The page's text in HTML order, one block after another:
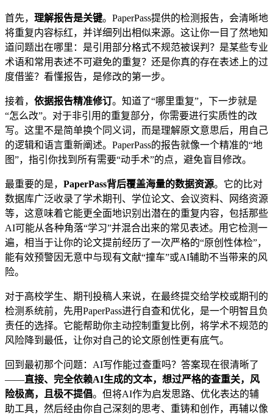
首先， 理解报告是关键。PaperPass提供的检测报告，会清晰地
将重复内容标红，并详细列出相似来源。这让你一目了然地知
道问题出在哪里：是引用部分格式不规范被误判？是某些专业
术语和常用表述不可避免的重复？还是你真的存在表述上的过
度借鉴？看懂报告，是修改的第一步。
接着， 依据报告精准修订。知道了“哪里重复”，下一步就是
“怎么改”。对于非引用的重复部分，你需要进行实质性的改
写。这里不是简单换个同义词，而是理解原文意思后，用自己
的逻辑和语言重新阐述。PaperPass的报告就像一个精准的“地
图”，指引你找到所有需要“动手术”的点，避免盲目修改。
最重要的是， PaperPass背后覆盖海量的数据资源。它的比对
数据库广泛收录了学术期刊、学位论文、会议资料、网络资源
等，这意味着它能更全面地识别出潜在的重复内容，包括那些
AI可能从各种角落“学习”并混合出来的常见表述。用它检测一
遍，相当于让你的论文提前经历了一次严格的“原创性体检”，
能有效预警因无意中与现有文献“撞车”或AI辅助不当带来的风
险。
对于高校学生、期刊投稿人来说，在最终提交给学校或期刊的
检测系统前，先用PaperPass进行自查和优化，是一个明智且负
责任的选择。它能帮助你主动控制重复比例，将学术不规范的
风险降到最低，让你对自己的论文原创性更有底气。
回到最初那个问题：AI写作能过查重吗？答案现在很清晰了
——直接、完全依赖AI生成的文本，想过严格的查重关，风
险极高，且极不提倡。但将AI作为启发思路、优化表达的辅
助工具，然后经由你自己深刻的思考、重铸和创作，再辅以像